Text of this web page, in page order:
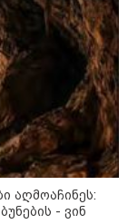
ცუდად არის"
კომენტარს
აღმოაჩინეს:
- ვინ